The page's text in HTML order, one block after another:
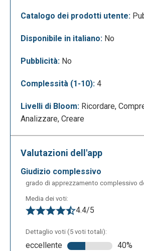
Catalogo dei prodotti utente:
Disponibile in italiano: No
Pubblicità: No
Complessità (1-10): 4
Livelli di Bloom: Ricordare,
Analizzare, Creare
Valutazioni dell'app
giudizio complessivo
grado di apprezzamento complessivo
Media dei voti:
4.4/5
Dettaglio voti (5 voti totali):
eccellente 40%